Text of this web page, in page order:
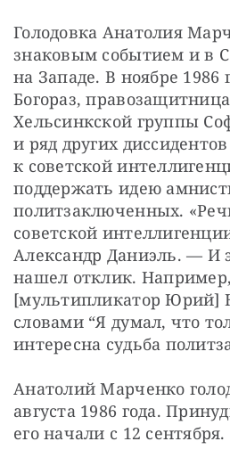
Голодовка Анатолия
знаковым событием и в
на Западе. В ноябре 1986
Богораз,
Хельсинкской группы
и ряд других
к советской
поддержать идею
политзаключенных.
советской
Александр Даниэль. — И
нашел отклик.
[мультипликатор Юрий]
словами “Я думал, что
интересна судьба
Анатолий Марченко
августа 1986 года.
его начали с 12 сентября.